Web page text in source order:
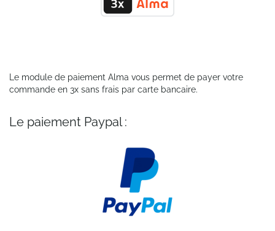
Le module de paiement Alma vous permet de payer votre
commande en 3x sans frais par carte bancaire.
Le paiement Paypal :